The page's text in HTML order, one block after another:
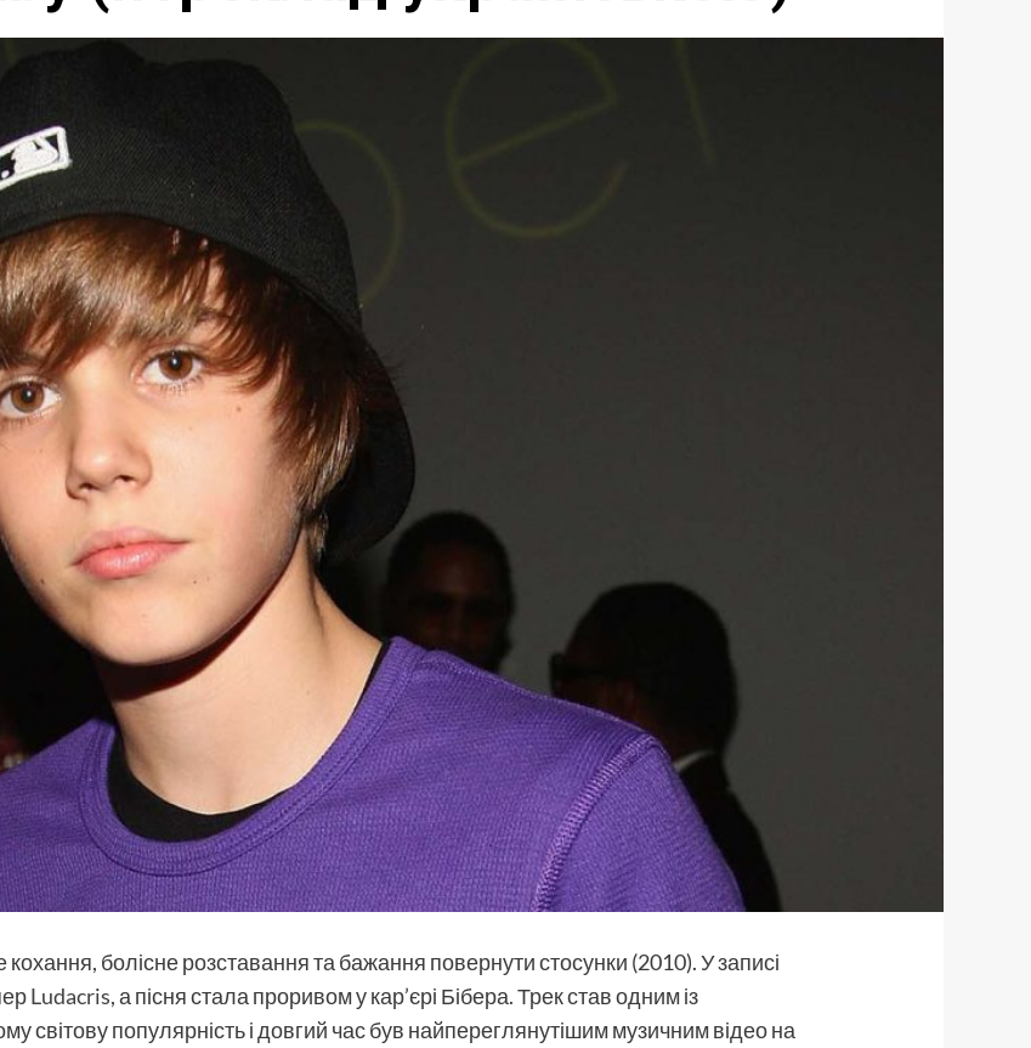
болісне розставання та бажання повернути стосунки (2010). У записі
Ludacris, а пісня стала проривом у кар’єрі Бібера. Трек став одним із
світову популярність і довгий час був найпереглянутішим музичним відео на